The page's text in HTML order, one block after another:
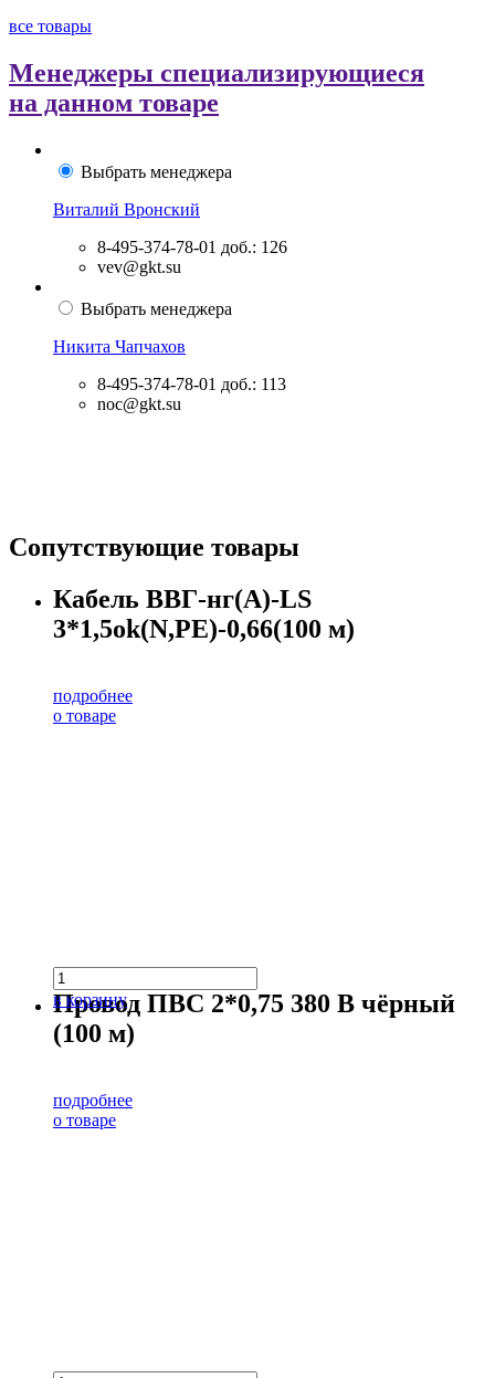
все товары
Менеджеры специализирующиеся
на данном товаре
Выбрать менеджера
Виталий Вронский
8-495-374-78-01 доб.: 126
vev@gkt.su
Выбрать менеджера
Никита Чапчахов
8-495-374-78-01 доб.: 113
noc@gkt.su
Сопутствующие товары
Кабель ВВГ-нг(А)-LS
3*1,5ok(N,PE)-0,66(100 м)
подробнее
о товаре
в корзину
Провод ПВС 2*0,75 380 В чёрный
(100 м)
подробнее
о товаре